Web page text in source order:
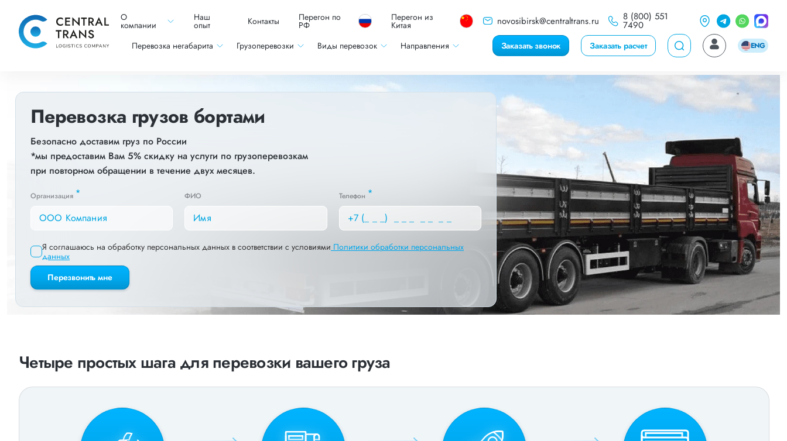
О
компании
Наш
опыт Контакты Перегон по
РФ
Перегон из
Китая novosibirsk@centraltrans.ru 8 (800) 551
7490
Перевозка негабарита Грузоперевозки Виды перевозок Направления Заказать звонок Заказать расчет ENG
Перевозка грузов бортами
Безопасно доставим груз по России
*мы предоставим Вам 5% скидку на услуги по грузоперевозкам
при повторном обращении в течение двух месяцев.
Организация * ФИО Телефон *
Я соглашаюсь на обработку персональных данных в соответствии с условиями Политики обработки персональных
данных
Перезвонить мне
Четыре простых шага для перевозки вашего груза